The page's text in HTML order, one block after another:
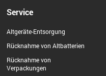
Service
Altgeräte-Entsorgung
Rücknahme von Altbatterien
Rücknahme von
Verpackungen